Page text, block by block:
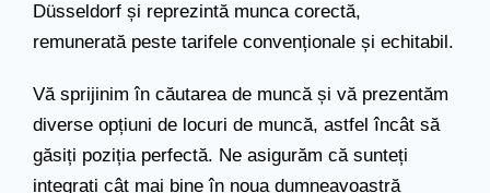
Düsseldorf și reprezintă munca corectă,
remunerată peste tarifele convenționale și echitabil.
Vă sprijinim în căutarea de muncă și vă prezentăm
diverse opțiuni de locuri de muncă, astfel încât să
găsiți poziția perfectă. Ne asigurăm că sunteți
integrați cât mai bine în noua dumneavoastră